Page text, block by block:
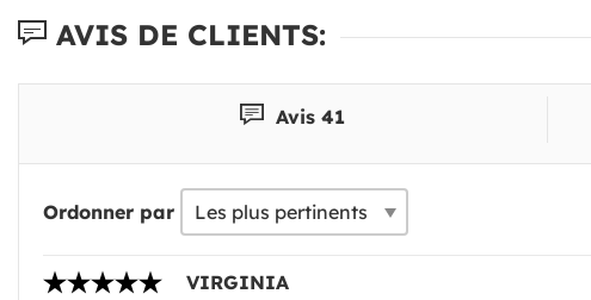
AVIS DE CLIENTS:
Avis 41
Ordonner par
VIRGINIA